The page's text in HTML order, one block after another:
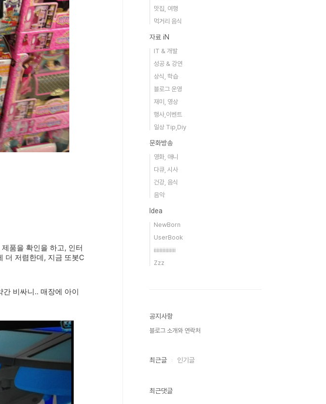
품을 확인을 하고, 인터
더 저렴한데, 지금 또봇C
비싸니.. 매장에 아이
맛집, 여행
먹거리 음식
자료 iN
IT & 개발
성공 & 강연
상식, 학습
블로그 운영
재미, 영상
행사,이벤트
일상 Tip,Diy
문화방송
영화, 애니
다큐, 시사
건강, 음식
음악
Idea
NewBorn
UserBook
iiiiiiiiiiiiiii
Zzz
공지사항
블로그 소개와 연락처
최근글 인기글
최근댓글